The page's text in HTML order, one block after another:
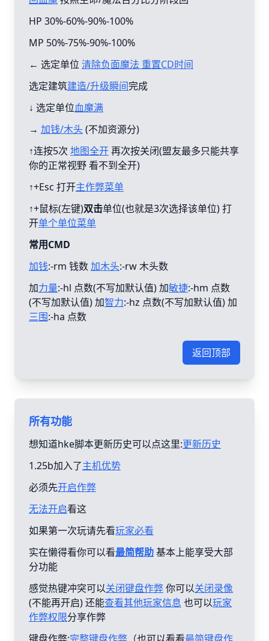
HP 30%-60%-90%-100%
MP 50%-75%-90%-100%
← 选定单位 清除负面魔法 重置CD时间
选定建筑建造/升级瞬间完成
↓ 选定单位血魔满
→ 加钱/木头(不加资源分)
↑连按5次 地图全开再次按关闭(盟友最多只能共享
你的正常视野 看不到全开)
↑+Esc 打开主作弊菜单
↑+鼠标(左键)双击单位(也就是3次选择该单位) 打
开单个单位菜单
常用CMD
加钱:-rm 钱数加木头:-rw 木头数
加力量:-hl 点数(不写加默认值) 加敏捷:-hm 点数
(不写加默认值) 加智力:-hz 点数(不写加默认值) 加
三围:-ha 点数
返回顶部
所有功能
想知道hke脚本更新历史可以点这里:更新历史
1.25b加入了主机优势
必须先开启作弊
无法开启看这
如果第一次玩请先看玩家必看
实在懒得看你可以看最简帮助基本上能享受大部
分功能
感觉热键冲突可以关闭键盘作弊你可以关闭录像
(不能再开启) 还能查看其他玩家信息 也可以玩家
作弊权限分享作弊